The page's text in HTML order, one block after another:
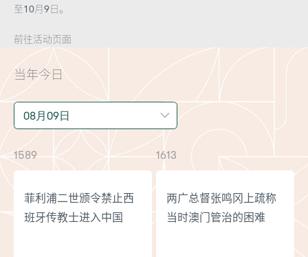
至10月9日。
前往活动页面
当年今日
1589
菲利浦二世颁令禁止西
班牙传教士进入中国
1613
两广总督张鸣冈上疏称
当时澳门管治的困难